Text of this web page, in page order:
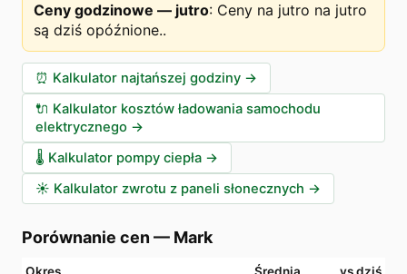
Ceny godzinowe — jutro: Ceny na jutro na jutro
są dziś opóźnione..
⏰ Kalkulator najtańszej godziny →
🔌 Kalkulator kosztów ładowania samochodu
elektrycznego →
🌡️ Kalkulator pompy ciepła →
☀️ Kalkulator zwrotu z paneli słonecznych →
Porównanie cen — Mark